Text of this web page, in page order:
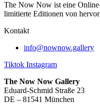
The Now Now ist eine
limitierte Editionen von
Kontakt
info@nownow.gallery
Tiktok Instagram
The Now Now Gallery
Eduard-Schmid Straße 23
DE – 81541 München